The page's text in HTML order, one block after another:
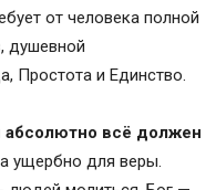
от человека полной
душевной
Простота и Единство.
абсолютно всё должен
ущербно для веры.